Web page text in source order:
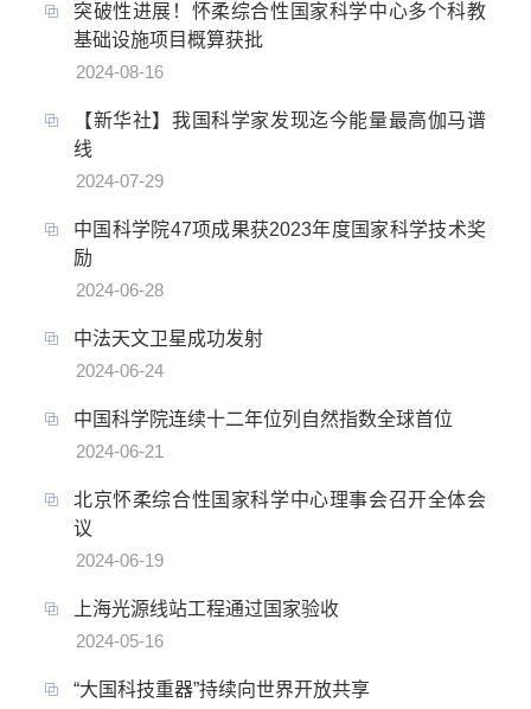
突破性进展！怀柔综合性国家科学中心多个科教
基础设施项目概算获批
2024-08-16
【新华社】我国科学家发现迄今能量最高伽马谱
线
2024-07-29
中国科学院47项成果获2023年度国家科学技术奖
励
2024-06-28
中法天文卫星成功发射
2024-06-24
中国科学院连续十二年位列自然指数全球首位
2024-06-21
北京怀柔综合性国家科学中心理事会召开全体会
议
2024-06-19
上海光源线站工程通过国家验收
2024-05-16
“大国科技重器”持续向世界开放共享